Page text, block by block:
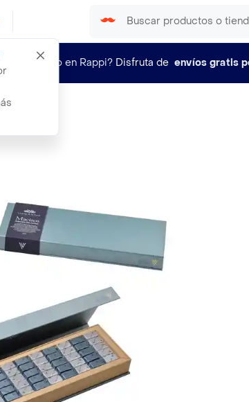
¿Nuevo en Rappi? Disfruta de envíos gratis